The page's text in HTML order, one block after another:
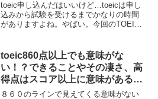
toeic申し込んだはいいけど…toeicは申し
込みから試験を受けるまでかなりの時間
がありますよね。やばい。今回のTOEIC
やると意気込んでいても、忙しい生活の
中で...
toeic860点以上でも意味がな
い！？できることやその凄さ、高
得点はスコア以上に意味がある理
由などを紹介
８６０のラインで見えてくる意味がない